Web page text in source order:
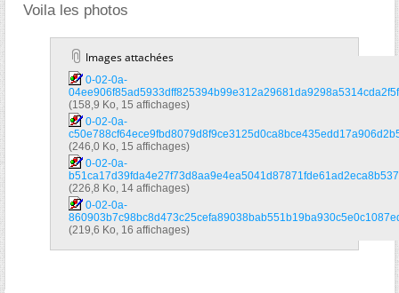
Voila les photos
Images attachées
0-02-0a-
(158,9 Ko, 15 affichages)
0-02-0a-
(246,0 Ko, 15 affichages)
0-02-0a-
(226,8 Ko, 14 affichages)
0-02-0a-
(219,6 Ko, 16 affichages)